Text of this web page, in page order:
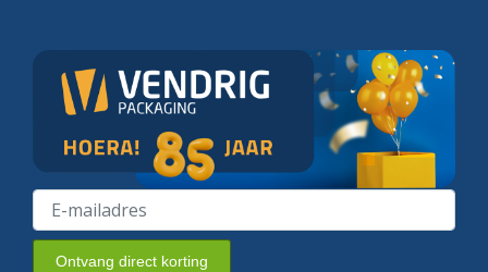
Ontvang direct korting